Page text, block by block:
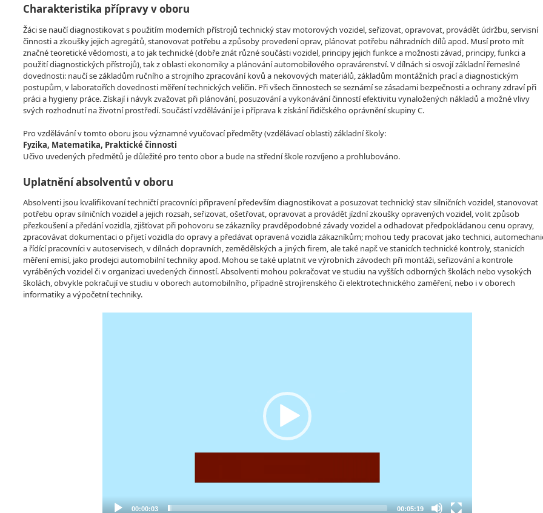
Charakteristika přípravy v oboru
Žáci se naučí diagnostikovat s použitím moderních přístrojů technický stav motorových vozidel, seřizovat, opravovat, provádět údržbu, servisní
činnosti a zkoušky jejich agregátů, stanovovat potřebu a způsoby provedení oprav, plánovat potřebu náhradních dílů apod. Musí proto mít
značné teoretické vědomosti, a to jak technické (dobře znát různé součásti vozidel, principy jejich funkce a možnosti závad, principy, funkci a
použití diagnostických přístrojů), tak z oblasti ekonomiky a plánování automobilového opravárenství. V dílnách si osvojí základní řemeslné
dovednosti: naučí se základům ručního a strojního zpracování kovů a nekovových materiálů, základům montážních prací a diagnostickým
postupům, v laboratořích dovednosti měření technických veličin. Při všech činnostech se seznámí se zásadami bezpečnosti a ochrany zdraví při
práci a hygieny práce. Získají i návyk zvažovat při plánování, posuzování a vykonávání činností efektivitu vynaložených nákladů a možné vlivy
svých rozhodnutí na životní prostředí. Součástí vzdělávání je i příprava k získání řidičského oprávnění skupiny C.
Pro vzdělávání v tomto oboru jsou významné vyučovací předměty (vzdělávací oblasti) základní školy:
Fyzika, Matematika, Praktické činnosti
Učivo uvedených předmětů je důležité pro tento obor a bude na střední škole rozvíjeno a prohlubováno.
Uplatnění absolventů v oboru
Absolventi jsou kvalifikovaní techničtí pracovníci připravení především diagnostikovat a posuzovat technický stav silničních vozidel, stanovovat
potřebu oprav silničních vozidel a jejich rozsah, seřizovat, ošetřovat, opravovat a provádět jízdní zkoušky opravených vozidel, volit způsob
přezkoušení a předání vozidla, zjišťovat při pohovoru se zákazníky pravděpodobné závady vozidel a odhadovat předpokládanou cenu opravy,
zpracovávat dokumentaci o přijetí vozidla do opravy a předávat opravená vozidla zákazníkům; mohou tedy pracovat jako technici,
a řídící pracovníci v autoservisech, v dílnách dopravních, zemědělských a jiných firem, ale také např. ve stanicích technické kontroly, stanicích
měření emisí, jako prodejci automobilní techniky apod. Mohou se také uplatnit ve výrobních závodech při montáži, seřizování a kontrole
vyráběných vozidel či v organizaci uvedených činností. Absolventi mohou pokračovat ve studiu na vyšších odborných školách nebo vysokých
školách, obvykle pokračují ve studiu v oborech automobilního, případně strojírenského či elektrotechnického zaměření, nebo i v oborech
informatiky a výpočetní techniky.
00:00:03 00:05:19